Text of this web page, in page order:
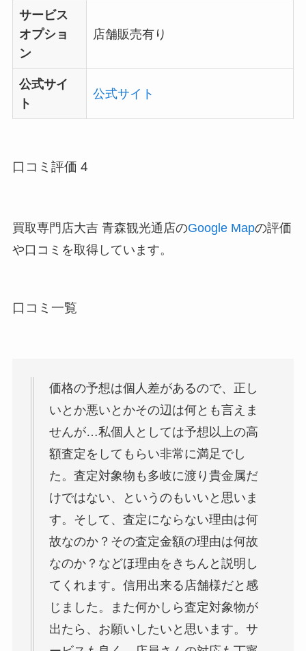
サービス
オプショ
ン
店舗販売有り
公式サイ
ト
公式サイト
口コミ評価 4
買取専門店大吉 青森観光通店のGoogle Mapの評価
や口コミを取得しています。
口コミ一覧
価格の予想は個人差があるので、正し
いとか悪いとかその辺は何とも言えま
せんが…私個人としては予想以上の高
額査定をしてもらい非常に満足でし
た。査定対象物も多岐に渡り貴金属だ
けではない、というのもいいと思いま
す。そして、査定にならない理由は何
故なのか？その査定金額の理由は何故
なのか？などほ理由をきちんと説明し
てくれます。信用出来る店舗様だと感
じました。また何かしら査定対象物が
出たら、お願いしたいと思います。サ